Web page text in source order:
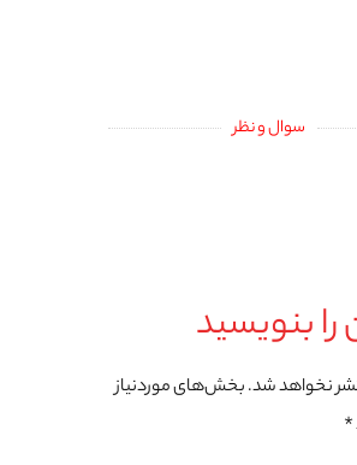
سوال و نظر
بنویسید
نخواهد شد.بخش‌های موردنیاز
*